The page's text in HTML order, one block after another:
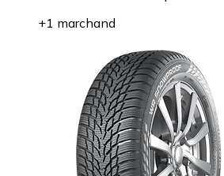
+1 marchand